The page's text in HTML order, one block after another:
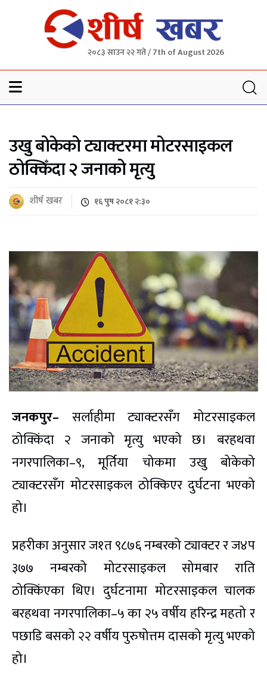
२०८३ साउन २२ गते / 7th of August 2026
उखु बोकेको ट्याक्टरमा मोटरसाइकल
ठोक्किँदा २ जनाको मृत्यु
शीर्ष खबर १६ पुष २०८१ २:३०
जनकपुर– सर्लाहीमा ट्याक्टरसँग मोटरसाइकल
ठोक्किंदा २ जनाको मृत्यु भएको छ। बरहथवा
नगरपालिका–९, मूर्तिया चोकमा उखु बोकेको
ट्याक्टरसँग मोटरसाइकल ठोक्किएर दुर्घटना भएको
हो।
प्रहरीका अनुसार ज१त ९८७६ नम्बरको ट्याक्टर र ज४प
३७७ नम्बरको मोटरसाइकल सोमबार राति
ठोक्किंएका थिए। दुर्घटनामा मोटरसाइकल चालक
बरहथवा नगरपालिका–५ का २५ वर्षीय हरिन्द्र महतो र
पछाडि बसको २२ वर्षीय पुरुषोत्तम दासको मृत्यु भएको
हो।